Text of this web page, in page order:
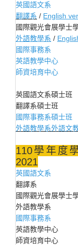
英國語文系
翻譯系 / English ver.
國際觀光會展學士
外語教學系 /
國際事務系
英語教學中心
師資培育中心
英國語文系碩士班
翻譯系碩士班
國際事務系碩士班
外語教學系外語文
110學年度
2021
英國語文系
翻譯系
國際觀光會展學士
外語教學系
國際事務系
英語教學中心
師資培育中心